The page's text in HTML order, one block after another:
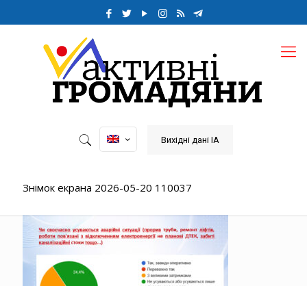
Вихідні дані ІА
Знімок екрана 2026-05-20 110037